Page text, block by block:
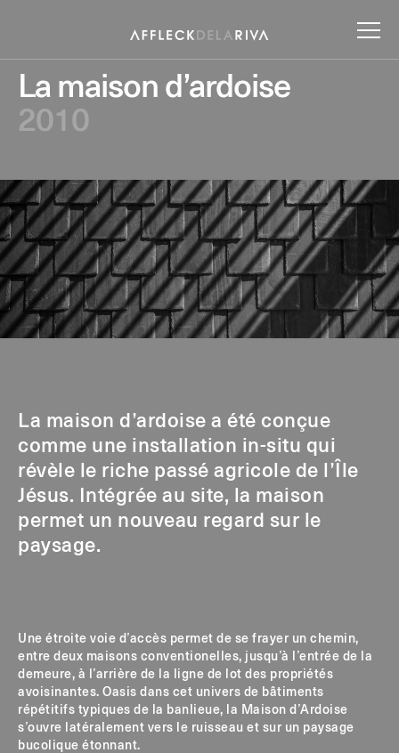
La maison d’ardoise
2010
La maison d’ardoise a été conçue
comme une installation in-situ qui
révèle le riche passé agricole de l’Île
Jésus. Intégrée au site, la maison
permet un nouveau regard sur le
paysage.
Une étroite voie d’accès permet de se frayer un chemin,
entre deux maisons conventionelles, jusqu’à l’entrée de la
demeure, à l’arrière de la ligne de lot des propriétés
avoisinantes. Oasis dans cet univers de bâtiments
répétitifs typiques de la banlieue, la Maison d’Ardoise
s’ouvre latéralement vers le ruisseau et sur un paysage
bucolique étonnant.